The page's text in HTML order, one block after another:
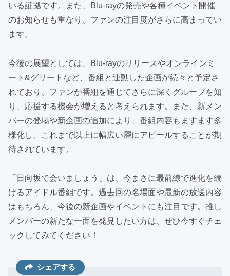
いる証拠です。また、Blu-rayの発売や各種イベント開催
のお知らせも重なり、ファンの注目度がさらに高まってい
ます。
今後の展望としては、Blu-rayのリリースやオンラインミ
ート&グリートなど、番組と連動した企画が続々と予定さ
れており、ファンが番組を通じてさらに深くグループを知
り、応援する機会が増えると考えられます。また、新メン
バーの登場や新企画の追加により、番組内容もますます多
様化し、これまで以上に幅広い層にアピールすることが期
待されています。
「日向坂で会いましょう」は、今まさに最前線で進化を続
けるアイドル番組です。過去回の名場面や最新の放送内容
はもちろん、今後の新企画やイベントにも注目です。推し
メンバーの新たな一面を発見したい方は、ぜひ今すぐチェ
ックしてみてください！
シェアする